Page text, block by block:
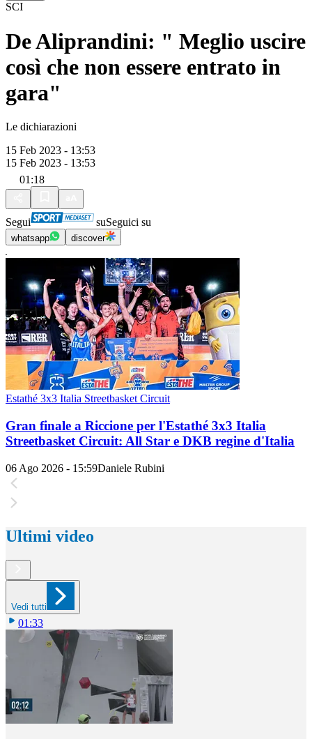
SCI
De Aliprandini: " Meglio uscire
così che non essere entrato in
gara"
Le dichiarazioni
15 Feb 2023 - 13:53
15 Feb 2023 - 13:53
01:18
Segui suSeguici su
whatsapp discover
Estathé 3x3 Italia Streetbasket Circuit
Gran finale a Riccione per l'Estathé 3x3 Italia
Streetbasket Circuit: All Star e DKB regine d'Italia
06 Ago 2026 - 15:59Daniele Rubini
Ultimi video
Vedi tutti
01:33